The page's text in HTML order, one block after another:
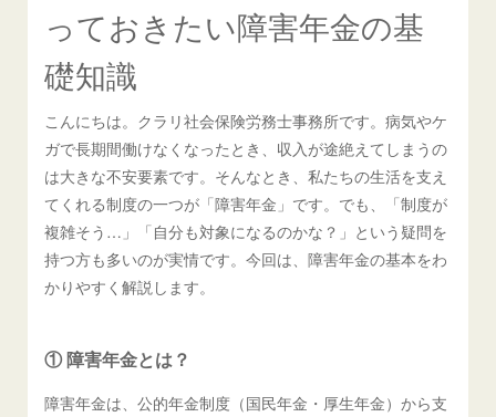
っておきたい障害年金の基
礎知識
こんにちは。クラリ社会保険労務士事務所です。病気やケ
ガで長期間働けなくなったとき、収入が途絶えてしまうの
は大きな不安要素です。そんなとき、私たちの生活を支え
てくれる制度の一つが「障害年金」です。でも、「制度が
複雑そう…」「自分も対象になるのかな？」という疑問を
持つ方も多いのが実情です。今回は、障害年金の基本をわ
かりやすく解説します。
① 障害年金とは？
障害年金は、公的年金制度（国民年金・厚生年金）から支